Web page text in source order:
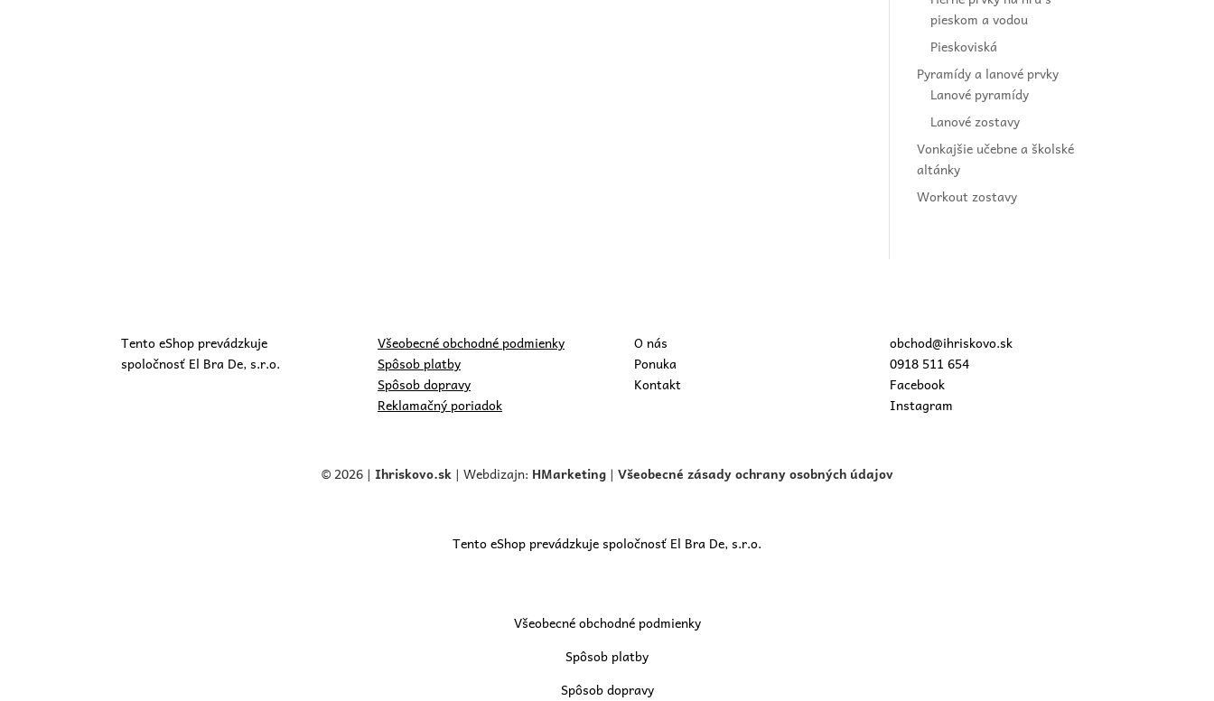
pieskom a vodou
Pieskoviská
Pyramídy a lanové prvky
Lanové pyramídy
Lanové zostavy
Vonkajšie učebne a školské
altánky
Workout zostavy
Tento eShop prevádzkuje
spoločnosť El Bra De, s.r.o.
Všeobecné obchodné podmienky
Spôsob platby
Spôsob dopravy
Reklamačný poriadok
O nás
Ponuka
Kontakt
obchod@ihriskovo.sk
0918 511 654
Facebook
Instagram
© 2026 | Ihriskovo.sk| Webdizajn: HMarketing | Všeobecné zásady ochrany osobných údajov
Tento eShop prevádzkuje spoločnosť El Bra De, s.r.o.
Všeobecné obchodné podmienky
Spôsob platby
Spôsob dopravy